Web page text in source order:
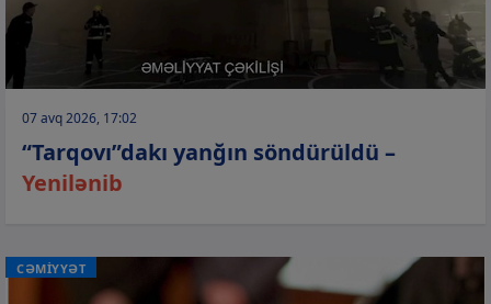
07 avq 2026, 17:02
“Tarqovı”dakı yanğın söndürüldü –
Yenilənib
CƏMİYYƏT